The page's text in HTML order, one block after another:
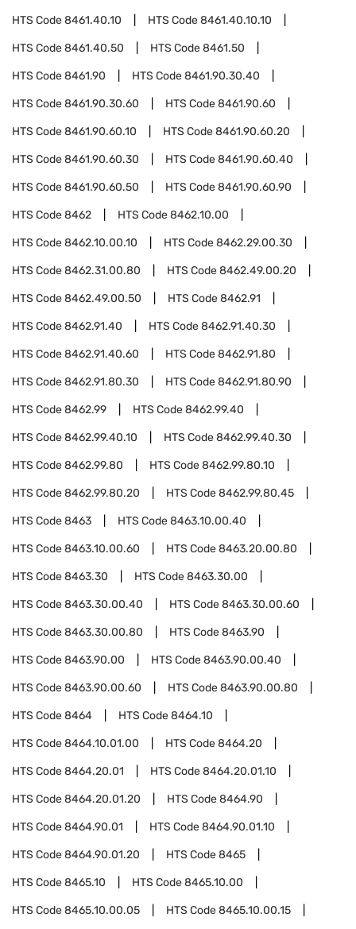
HTS Code8461.40.10 HTS Code8461.40.10.10
HTS Code8461.40.50 HTS Code8461.50
HTS Code8461.90 HTS Code8461.90.30.40
HTS Code8461.90.30.60 HTS Code8461.90.60
HTS Code8461.90.60.10 HTS Code8461.90.60.20
HTS Code8461.90.60.30 HTS Code8461.90.60.40
HTS Code8461.90.60.50 HTS Code8461.90.60.90
HTS Code8462 HTS Code8462.10.00
HTS Code8462.10.00.10 HTS Code8462.29.00.30
HTS Code8462.31.00.80 HTS Code8462.49.00.20
HTS Code8462.49.00.50 HTS Code8462.91
HTS Code8462.91.40 HTS Code8462.91.40.30
HTS Code8462.91.40.60 HTS Code8462.91.80
HTS Code8462.91.80.30 HTS Code8462.91.80.90
HTS Code8462.99 HTS Code8462.99.40
HTS Code8462.99.40.10 HTS Code8462.99.40.30
HTS Code8462.99.80 HTS Code8462.99.80.10
HTS Code8462.99.80.20 HTS Code8462.99.80.45
HTS Code8463 HTS Code8463.10.00.40
HTS Code8463.10.00.60 HTS Code8463.20.00.80
HTS Code8463.30 HTS Code8463.30.00
HTS Code8463.30.00.40 HTS Code8463.30.00.60
HTS Code8463.30.00.80 HTS Code8463.90
HTS Code8463.90.00 HTS Code8463.90.00.40
HTS Code8463.90.00.60 HTS Code8463.90.00.80
HTS Code8464 HTS Code8464.10
HTS Code8464.10.01.00 HTS Code8464.20
HTS Code8464.20.01 HTS Code8464.20.01.10
HTS Code8464.20.01.20 HTS Code8464.90
HTS Code8464.90.01 HTS Code8464.90.01.10
HTS Code8464.90.01.20 HTS Code8465
HTS Code8465.10 HTS Code8465.10.00
HTS Code8465.10.00.05 HTS Code8465.10.00.15